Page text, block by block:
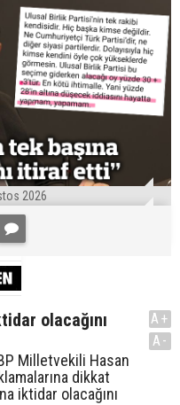
2026
olacağını
Milletvekili Hasan
dikkat
iktidar olacağını
A+
A-